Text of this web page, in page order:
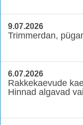
9.07.2026
Trimmerdan,
6.07.2026
Rakkekaevude
Hinnad algavad